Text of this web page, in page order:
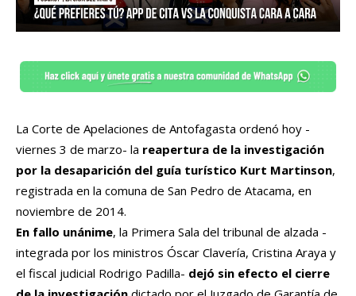
La Corte de Apelaciones de Antofagasta ordenó hoy -
viernes 3 de marzo- la reapertura de la investigación
por la desaparición del guía turístico Kurt Martinson,
registrada en la comuna de San Pedro de Atacama, en
noviembre de 2014.
En fallo unánime, la Primera Sala del tribunal de alzada -
integrada por los ministros Óscar Clavería, Cristina Araya y
el fiscal judicial Rodrigo Padilla- dejó sin efecto el cierre